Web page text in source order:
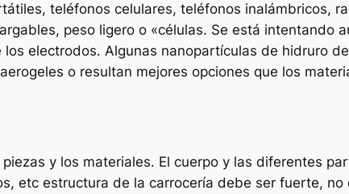
teléfonos celulares, teléfonos inalámbricos,
peso ligero o «células. Se está intentando
electrodos. Algunas nanopartículas de hidruro
o resultan mejores opciones que los
y los materiales. El cuerpo y las diferentes
etc estructura de la carrocería debe ser fuerte,